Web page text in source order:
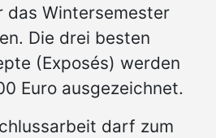
das Wintersemester
Die drei besten
(Exposés) werden
Euro ausgezeichnet.
darf zum